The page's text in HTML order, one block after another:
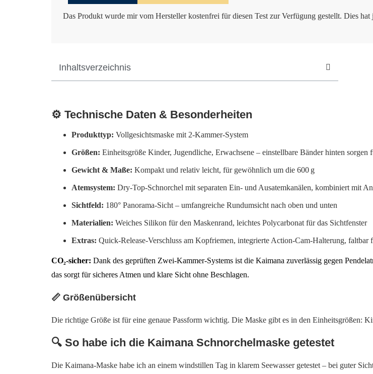
Das Produkt wurde mir vom Hersteller kostenfrei für diesen Test zur Verfügung gestellt. Dies
Inhaltsverzeichnis
⚙️ Technische Daten & Besonderheiten
Produkttyp: Vollgesichtsmaske mit 2-Kammer‑System
Größen: Einheitsgröße Kinder, Jugendliche, Erwachsene – einstellbare Bänder hinten sorgen
Gewicht & Maße: Kompakt und relativ leicht, für gewöhnlich um die 600 g
Atemsystem: Dry‑Top-Schnorchel mit separaten Ein‑ und Ausatemkanälen, kombiniert mit
Sichtfeld: 180° Panorama-Sicht – umfangreiche Rundumsicht nach oben und unten
Materialien: Weiches Silikon für den Maskenrand, leichtes Polycarbonat für das Sichtfenster
Extras: Quick‑Release‑Verschluss am Kopfriemen, integrierte Action-Cam-Halterung, faltbar
CO₂-sicher: Dank des geprüften Zwei-Kammer-Systems ist die Kaimana zuverlässig gegen
das sorgt für sicheres Atmen und klare Sicht ohne Beschlagen.
📏 Größenübersicht
Die richtige Größe ist für eine genaue Passform wichtig. Die Maske gibt es in den Einheitsgrößen:
🔍 So habe ich die Kaimana Schnorchelmaske getestet
Die Kaimana-Maske habe ich an einem windstillen Tag in klarem Seewasser getestet – bei guter